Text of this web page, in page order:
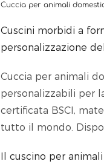
Cuccia per animali
Cuscini morbidi a
personalizzazione
Cuccia per animali
personalizzabili per
certificata BSCI,
tutto il mondo.
Il cuscino per